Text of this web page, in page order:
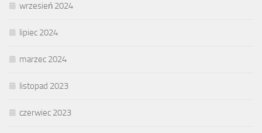
wrzesień 2024
lipiec 2024
marzec 2024
listopad 2023
czerwiec 2023